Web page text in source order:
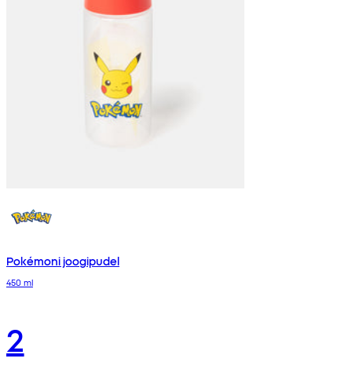
Pokémoni joogipudel
450 ml
2